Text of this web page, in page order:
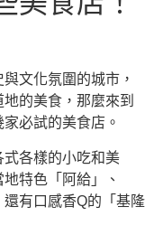
文化氛圍的城市，
的美食，那麼來到
必試的美食店。
各樣的小吃和美
特色「阿給」、
還有口感香Q的「基隆